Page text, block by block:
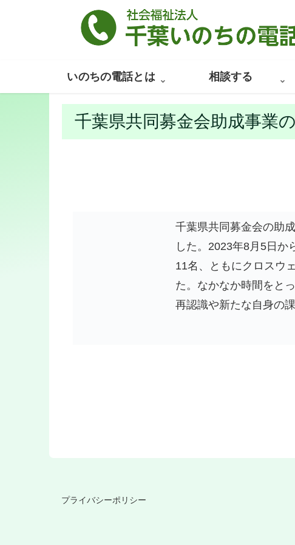
いのちの電話とは 相談する
千葉県共同募金会助成事業
千葉県共同募金会の助
した。2023年8月5日か
11名、ともにクロスウ
た。なかなか時間をと
再認識や新たな自身の
プライバシーポリシー